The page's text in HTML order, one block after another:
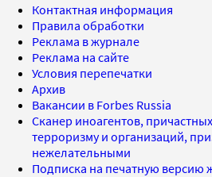
Контактная информация
Правила обработки
Реклама в журнале
Реклама на сайте
Условия перепечатки
Архив
Вакансии в Forbes Russia
Сканер иноагентов,
терроризму и организаций,
нежелательными
Подписка на печатную версию